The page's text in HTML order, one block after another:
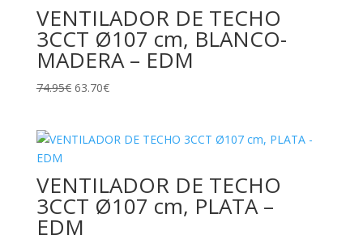
VENTILADOR DE TECHO
3CCT Ø107 cm, BLANCO-
MADERA – EDM
74.95€ El
era:
63.70€El
es:
VENTILADOR DE TECHO
3CCT Ø107 cm, PLATA –
EDM